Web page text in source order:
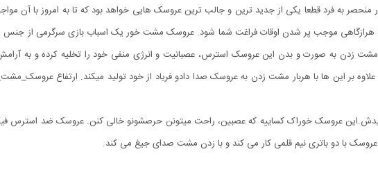
به فرد قطعا یکی از جدید ترین و جالب ترین عروسک هایی خواهد بود که تا به امروز با آن
هرازگاهی موجب پر شدن اوقات فراغت شما شود. عروسک مشت خور یک اسباب بازی سرگرمی از جنس
میتوانید با مشت زدن به صورت و بدن این عروسک استرس، عصبانیت و انرژی منفی خود را تخلیه کرده و به
با دو باتری نیم قلمی کار می کند و با زدن مشت صدای جیغ می کند.